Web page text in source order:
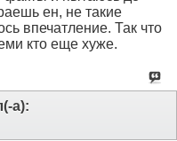
ен, не такие
впечатление. Так что
кто еще хуже.
а):